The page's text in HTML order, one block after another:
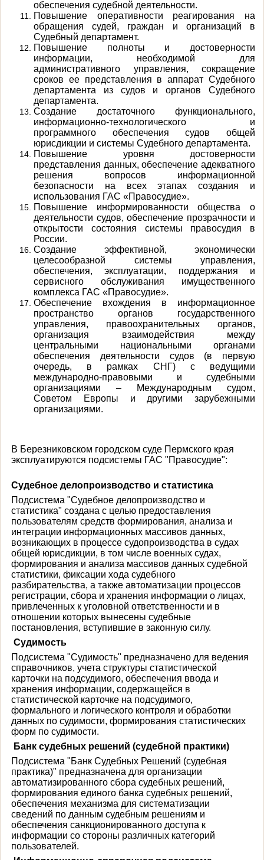
обеспечения судебной деятельности.
Повышение оперативности реагирования на
обращения судей, граждан и организаций в
Судебный департамент.
Повышение полноты и достоверности
информации, необходимой для
административного управления, сокращение
сроков ее представления в аппарат Судебного
департамента из судов и органов Судебного
департамента.
Создание достаточного функционального,
информационно-технологического и
программного обеспечения судов общей
юрисдикции и системы Судебного департамента.
Повышение уровня достоверности
представления данных, обеспечение адекватного
решения вопросов информационной
безопасности на всех этапах создания и
использования ГАС «Правосудие».
Повышение информированности общества о
деятельности судов, обеспечение прозрачности и
открытости состояния системы правосудия в
России.
Создание эффективной, экономически
целесообразной системы управления,
обеспечения, эксплуатации, поддержания и
сервисного обслуживания имущественного
комплекса ГАС «Правосудие».
Обеспечение вхождения в информационное
пространство органов государственного
управления, правоохранительных органов,
организация взаимодействия между
центральными национальными органами
обеспечения деятельности судов (в первую
очередь, в рамках СНГ) с ведущими
международно-правовыми и судебными
организациями – Международным судом,
Советом Европы и другими зарубежными
организациями.
В Березниковском городском суде Пермского края
эксплуатируются подсистемы ГАС "Правосудие":
Судебное делопроизводство и статистика
Подсистема "Судебное делопроизводство и
статистика" создана с целью предоставления
пользователям средств формирования, анализа и
интеграции информационных массивов данных,
возникающих в процессе судопроизводства в судах
общей юрисдикции, в том числе военных судах,
формирования и анализа массивов данных судебной
статистики, фиксации хода судебного
разбирательства, а также автоматизации процессов
регистрации, сбора и хранения информации о лицах,
привлеченных к уголовной ответственности и в
отношении которых вынесены судебные
постановления, вступившие в законную силу.
Судимость
Подсистема "Судимость" предназначено для ведения
справочников, учета структуры статистической
карточки на подсудимого, обеспечения ввода и
хранения информации, содержащейся в
статистической карточке на подсудимого,
формального и логического контроля и обработки
данных по судимости, формирования статистических
форм по судимости.
Банк судебных решений (судебной практики)
Подсистема "Банк Судебных Решений (судебная
практика)" предназначена для организации
автоматизированного сбора судебных решений,
формирования единого банка судебных решений,
обеспечения механизма для систематизации
сведений по данным судебным решениям и
обеспечения санкционированного доступа к
информации со стороны различных категорий
пользователей.